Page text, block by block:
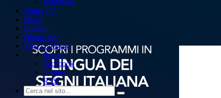
Pubblicità
Guida TV
News
Contatti
Dirette live
Area copertura
Search
Facebook
Twitter
RSS